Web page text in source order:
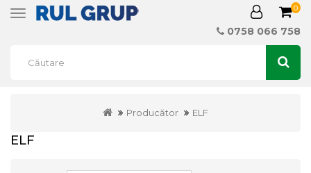
Toggle
0
0758 066 758
Producător ELF
ELF